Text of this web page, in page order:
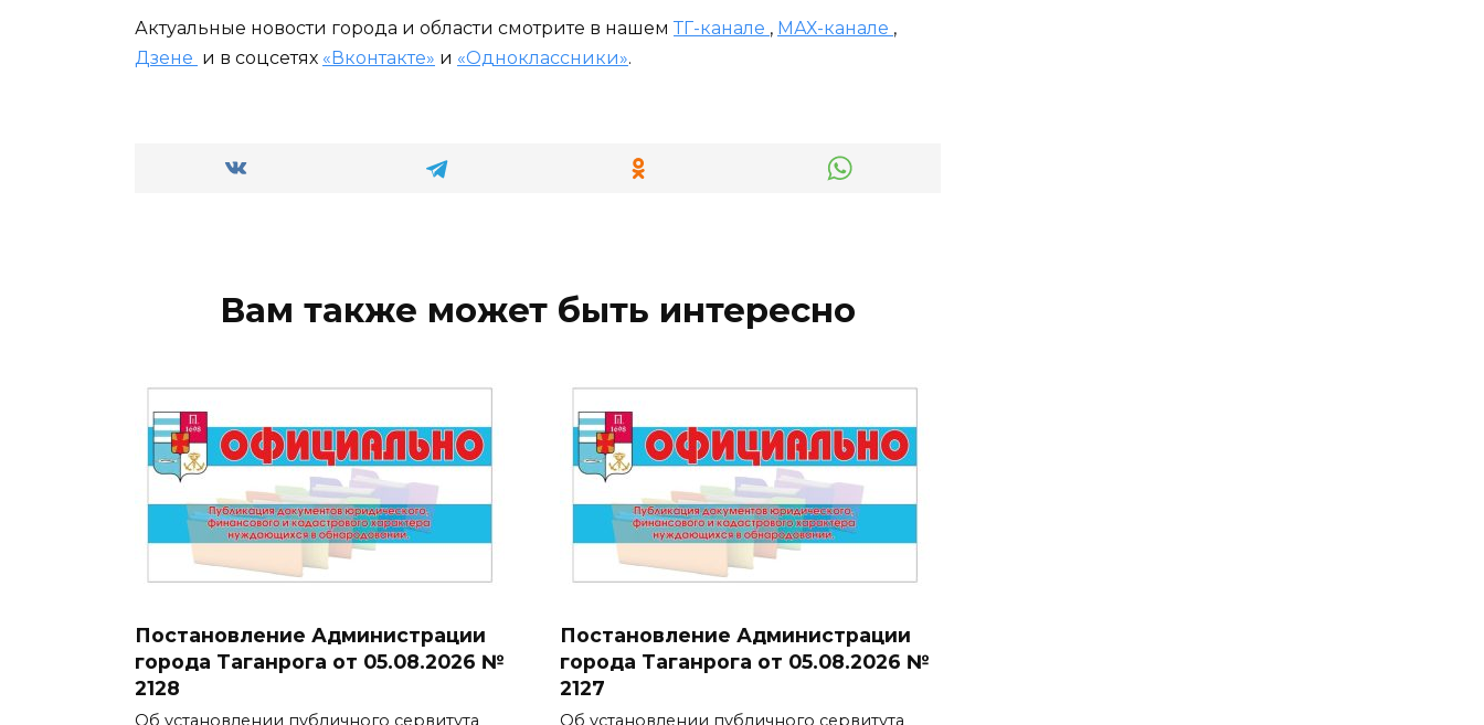
Актуальные новости города и области смотрите в нашем ТГ-канале , МАХ-канале ,
Дзене и в соцсетях «Вконтакте» и «Одноклассники».
Вам также может быть интересно
Постановление Администрации
города Таганрога от 05.08.2026 №
2128
Об установлении публичного сервитута
Постановление Администрации
города Таганрога от 05.08.2026 №
2127
Об установлении публичного сервитута